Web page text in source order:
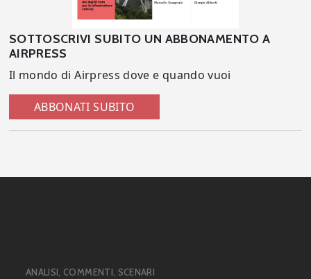
SOTTOSCRIVI SUBITO UN ABBONAMENTO A
AIRPRESS
Il mondo di Airpress dove e quando vuoi
ABBONATI SUBITO
ANALISI, COMMENTI, SCENARI